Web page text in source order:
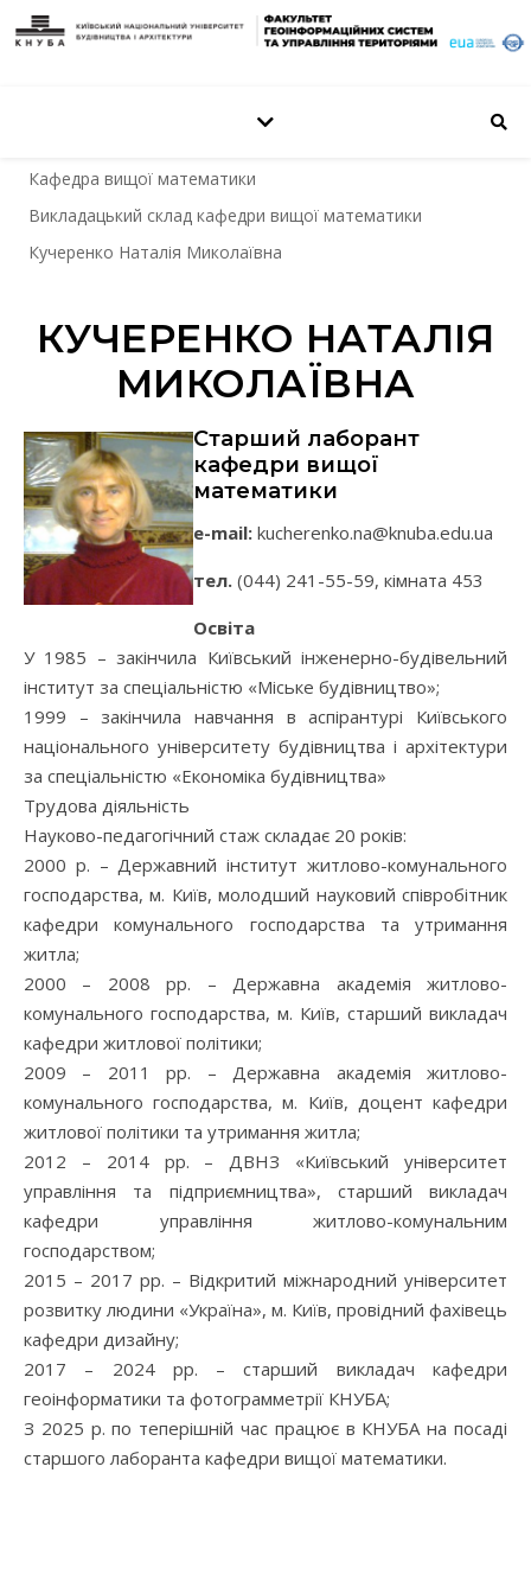
Кафедра вищої математики
Викладацький склад кафедри вищої математики
Кучеренко Наталія Миколаївна
КУЧЕРЕНКО НАТАЛІЯ
МИКОЛАЇВНА
Старший лаборант
кафедри вищої
математики
e-mail: kucherenko.na@knuba.edu.ua
тел.(044) 241-55-59, кімната 453
Освіта
У 1985 – закінчила Київський інженерно-будівельний
інститут за спеціальністю «Міське будівництво»;
1999 – закінчила навчання в аспірантурі Київського
національного університету будівництва і архітектури
за спеціальністю «Економіка будівництва»
Трудова діяльність
Науково-педагогічний стаж складає 20 років:
2000 р. – Державний інститут житлово-комунального
господарства, м. Київ, молодший науковий співробітник
кафедри комунального господарства та утримання
житла;
2000 – 2008 рр. – Державна академія житлово-
комунального господарства, м. Київ, старший викладач
кафедри житлової політики;
2009 – 2011 рр. – Державна академія житлово-
комунального господарства, м. Київ, доцент кафедри
житлової політики та утримання житла;
2012 – 2014 рр. – ДВНЗ «Київський університет
управління та підприємництва», старший викладач
кафедри управління житлово-комунальним
господарством;
2015 – 2017 рр. – Відкритий міжнародний університет
розвитку людини «Україна», м. Київ, провідний фахівець
кафедри дизайну;
2017 – 2024 рр. – старший викладач кафедри
геоінформатики та фотограмметрії КНУБА;
З 2025 р. по теперішній час працює в КНУБА на посаді
старшого лаборанта кафедри вищої математики.